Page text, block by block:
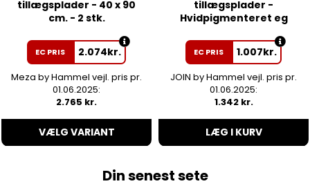
tillægsplader - 40 x 90
cm. - 2 stk.
EC PRIS 2.074kr.
Meza by Hammel vejl. pris pr.
01.06.2025:
2.765 kr.
VÆLG VARIANT
tillægsplader -
Hvidpigmenteret eg
EC PRIS 1.007kr.
JOIN by Hammel vejl. pris pr.
01.06.2025:
1.342 kr.
LÆG I KURV
Din senest sete